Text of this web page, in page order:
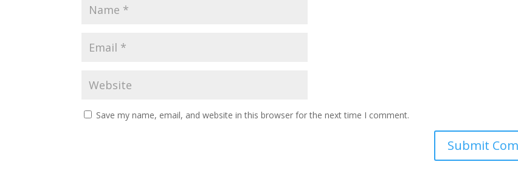
Save my name, email, and website in this browser for the next time I comment.